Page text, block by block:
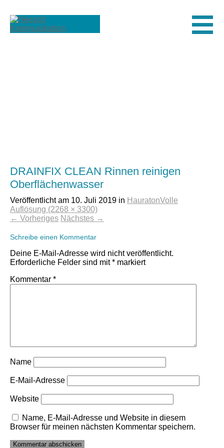
DRAINFIX CLEAN Rinnen reinigen
Oberflächenwasser
Veröffentlicht am 10. Juli 2019 in HauratonVolle
Auflösung (2268 × 3300)
← Vorheriges Nächstes →
Schreibe einen Kommentar
Deine E-Mail-Adresse wird nicht veröffentlicht.
Erforderliche Felder sind mit* markiert
Kommentar *
Name
E-Mail-Adresse
Website
Name, E-Mail-Adresse und Website in diesem
Browser für meinen nächsten Kommentar speichern.